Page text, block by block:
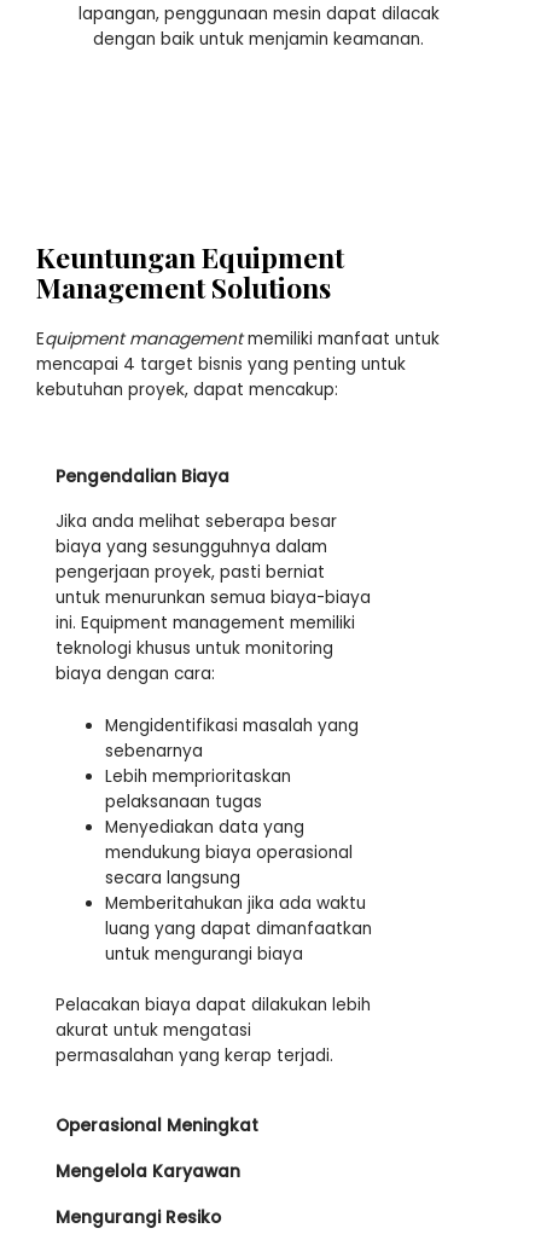
lapangan, penggunaan mesin dapat dilacak
dengan baik untuk menjamin keamanan.
Keuntungan Equipment
Management Solutions
Equipment managementmemiliki manfaat untuk
mencapai 4 target bisnis yang penting untuk
kebutuhan proyek, dapat mencakup:
Pengendalian Biaya
Jika anda melihat seberapa besar
biaya yang sesungguhnya dalam
pengerjaan proyek, pasti berniat
untuk menurunkan semua biaya-biaya
ini. Equipment management memiliki
teknologi khusus untuk monitoring
biaya dengan cara:
Mengidentifikasi masalah yang
sebenarnya
Lebih memprioritaskan
pelaksanaan tugas
Menyediakan data yang
mendukung biaya operasional
secara langsung
Memberitahukan jika ada waktu
luang yang dapat dimanfaatkan
untuk mengurangi biaya
Pelacakan biaya dapat dilakukan lebih
akurat untuk mengatasi
permasalahan yang kerap terjadi.
‌Operasional Meningkat
‌Mengelola Karyawan
‌Mengurangi Resiko